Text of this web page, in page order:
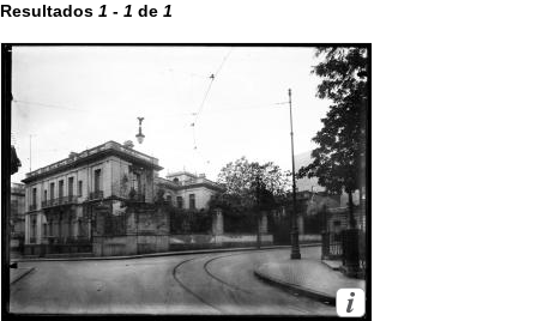
Resultados 1 - 1 de 1